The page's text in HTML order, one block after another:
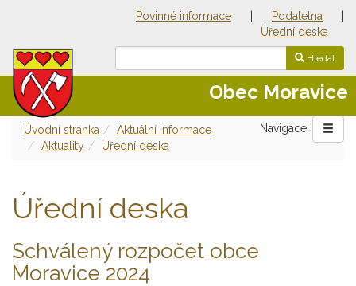
Povinné informace Podatelna
Úřední deska
Hledat
Obec Moravice
Navigace:
Úvodní stránka
Aktuální informace
Aktuality
Úřední deska
Úřední deska
Schválený rozpočet obce
Moravice 2024